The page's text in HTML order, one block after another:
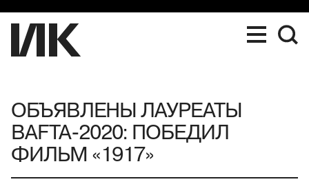
ОБЪЯВЛЕНЫ ЛАУРЕАТЫ
BAFTA-2020: ПОБЕДИЛ
ФИЛЬМ «1917»